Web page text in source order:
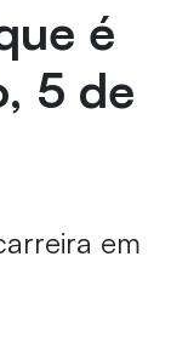
é
5 de
em